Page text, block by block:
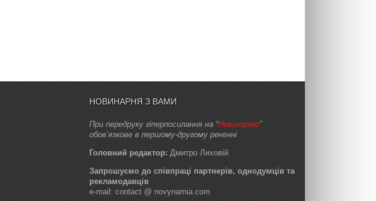
НОВИНАРНЯ З ВАМИ
При передруку гіперпосилання на “Новинарню”
обов’язкове в першому-другому реченні
Головний редактор: Дмитро Лиховій
Запрошуємо до співпраці партнерів, однодумців та
рекламодавців
e-mail: contact @ novynarnia.com